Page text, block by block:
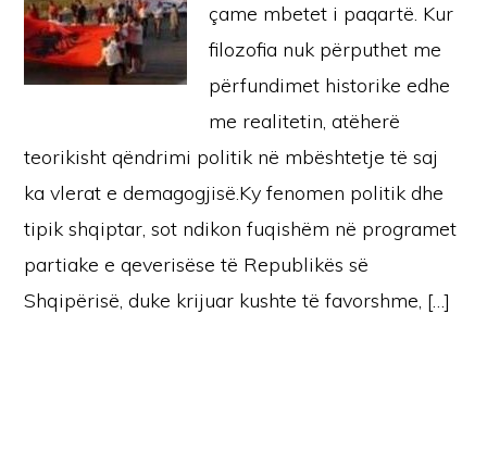
çame mbetet i paqartë. Kur
filozofia nuk përputhet me
përfundimet historike edhe
me realitetin, atëherë
teorikisht qëndrimi politik në mbështetje të saj
ka vlerat e demagogjisë.Ky fenomen politik dhe
tipik shqiptar, sot ndikon fuqishëm në programet
partiake e qeverisëse të Republikës së
Shqipërisë, duke krijuar kushte të favorshme, […]